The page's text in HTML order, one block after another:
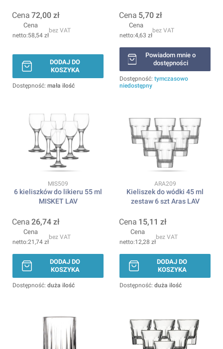
Cena 72,00 zł
Cena
58,54 zł
bez VAT
DODAJ DO
KOSZYKA
Dostępność: mała ilość
Cena 5,70 zł
Cena
4,63 zł
bez VAT
Powiadom mnie o
dostępności
Dostępność: tymczasowo
niedostępny
Kod produktu
MIS509
6 kieliszków do likieru 55 ml
MISKET LAV
Cena 26,74 zł
Cena
21,74 zł
bez VAT
DODAJ DO
KOSZYKA
Dostępność: duża ilość
Kod produktu
ARA209
Kieliszek do wódki 45 ml
zestaw 6 szt Aras LAV
Cena 15,11 zł
Cena
12,28 zł
bez VAT
DODAJ DO
KOSZYKA
Dostępność: duża ilość